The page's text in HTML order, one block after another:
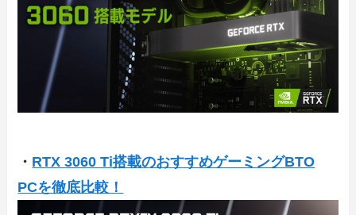
・ RTX 3060 Ti搭載のおすすめゲーミングBTO
PCを徹底比較！